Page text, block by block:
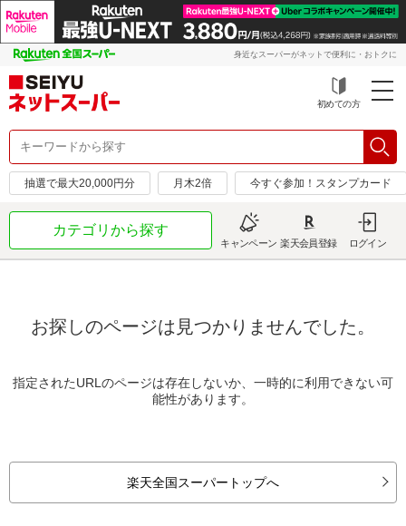
身近なスーパーがネットで便利に・おトクに
初めての方
抽選で最大20,000円分 月木2倍 今すぐ参加！スタンプカード
カテゴリから探す
キャンペーン 楽天会員登録 ログイン
お探しのページは見つかりませんでした。
指定されたURLのページは存在しないか、一時的に利用できない可
能性があります。
楽天全国スーパートップへ